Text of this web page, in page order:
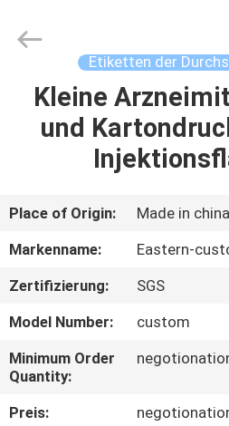
HAUS
PRODUKTE
ÜBER
UNS
FABRIK-
AUSFLUG
Etiketten der
Kleine
und
Place of Origin:
Made in china
Markenname:
Eastern-
Zertifizierung:
SGS
Model Number:
custom
Minimum Order
Quantity:
Preis: